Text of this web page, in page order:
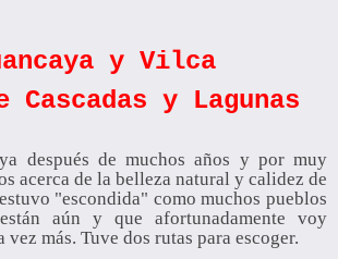
y Vilca
Cascadas y Lagunas
después de muchos años y por muy
acerca de la belleza natural y calidez de
"escondida" como muchos pueblos
aún y que afortunadamente voy
vez más. Tuve dos rutas para escoger.